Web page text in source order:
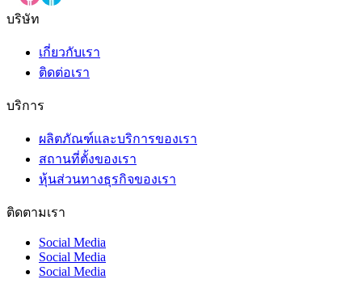
บริษัท
เกี่ยวกับเรา
ติดต่อเรา
บริการ
ผลิตภัณฑ์และบริการของเรา
สถานที่ตั้งของเรา
หุ้นส่วนทางธุรกิจของเรา
ติดตามเรา
Social Media
Social Media
Social Media